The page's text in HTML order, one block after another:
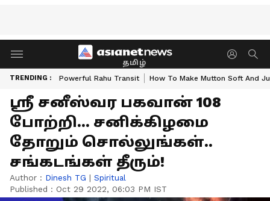
தமிழ்
TRENDING : Powerful Rahu Transit How To Make Mutton Soft And
ஸ்ரீ சனீஸ்வர பகவான் 108
போற்றி... சனிக்கிழமை
தோறும் சொல்லுங்கள்..
சங்கடங்கள் தீரும்!
Author : Dinesh TG | Spiritual
Published : Oct 29 2022, 06:03 PM IST